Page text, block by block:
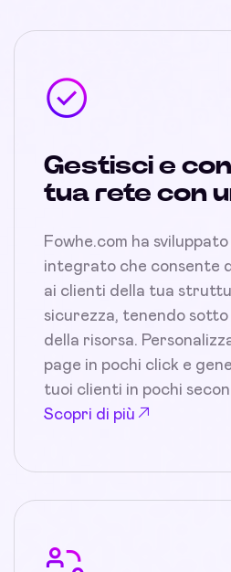
Gestisci e
tua rete con
Fowhe.com ha
integrato che consente
ai clienti della tua
sicurezza, tenendo
della risorsa.
page in pochi click e
tuoi clienti in pochi
Scopri di più